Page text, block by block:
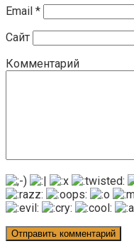
Email *
Сайт
Комментарий